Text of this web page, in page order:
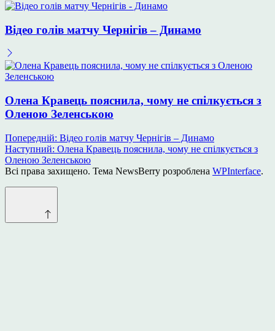
Відео голів матчу Чернігів – Динамо
Олена Кравець пояснила, чому не спілкується з
Оленою Зеленською
Навігація
записів
Попередній: Відео голів матчу Чернігів – Динамо
Наступний: Олена Кравець пояснила, чому не спілкується з
Оленою Зеленською
Всі права захищено. Тема NewsBerry розроблена WPInterface.